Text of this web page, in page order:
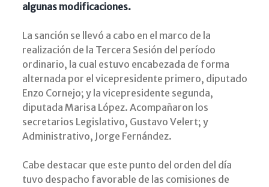
algunas modificaciones.
La sanción se llevó a cabo en el marco de la
realización de la Tercera Sesión del período
ordinario, la cual estuvo encabezada de forma
alternada por el vicepresidente primero, diputado
Enzo Cornejo; y la vicepresidente segunda,
diputada Marisa López. Acompañaron los
secretarios Legislativo, Gustavo Velert; y
Administrativo, Jorge Fernández.
Cabe destacar que este punto del orden del día
tuvo despacho favorable de las comisiones de